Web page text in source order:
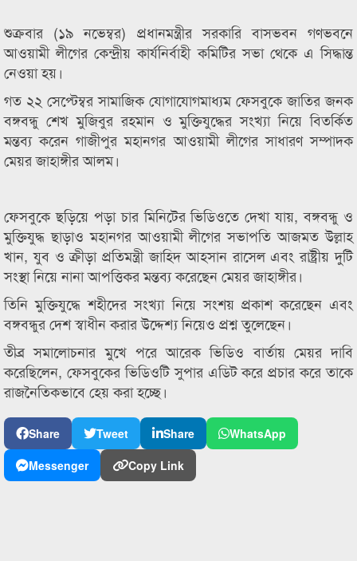
শুক্রবার (১৯ নভেম্বর) প্রধানমন্ত্রীর সরকারি বাসভবন গণভবনে
আওয়ামী লীগের কেন্দ্রীয় কার্যনির্বাহী কমিটির সভা থেকে এ সিদ্ধান্ত
নেওয়া হয়।
গত ২২ সেপ্টেম্বর সামাজিক যোগাযোগমাধ্যম ফেসবুকে জাতির জনক
বঙ্গবন্ধু শেখ মুজিবুর রহমান ও মুক্তিযুদ্ধের সংখ্যা নিয়ে বিতর্কিত
মন্তব্য করেন গাজীপুর মহানগর আওয়ামী লীগের সাধারণ সম্পাদক
মেয়র জাহাঙ্গীর আলম।
ফেসবুকে ছড়িয়ে পড়া চার মিনিটের ভিডিওতে দেখা যায়, বঙ্গবন্ধু ও
মুক্তিযুদ্ধ ছাড়াও মহানগর আওয়ামী লীগের সভাপতি আজমত উল্লাহ
খান, যুব ও ক্রীড়া প্রতিমন্ত্রী জাহিদ আহসান রাসেল এবং রাষ্ট্রীয় দুটি
সংস্থা নিয়ে নানা আপত্তিকর মন্তব্য করেছেন মেয়র জাহাঙ্গীর।
তিনি মুক্তিযুদ্ধে শহীদের সংখ্যা নিয়ে সংশয় প্রকাশ করেছেন এবং
বঙ্গবন্ধুর দেশ স্বাধীন করার উদ্দেশ্য নিয়েও প্রশ্ন তুলেছেন।
তীব্র সমালোচনার মুখে পরে আরেক ভিডিও বার্তায় মেয়র দাবি
করেছিলেন, ফেসবুকের ভিডিওটি সুপার এডিট করে প্রচার করে তাকে
রাজনৈতিকভাবে হেয় করা হচ্ছে।
Share Tweet Share
WhatsApp
Messenger
Copy Link